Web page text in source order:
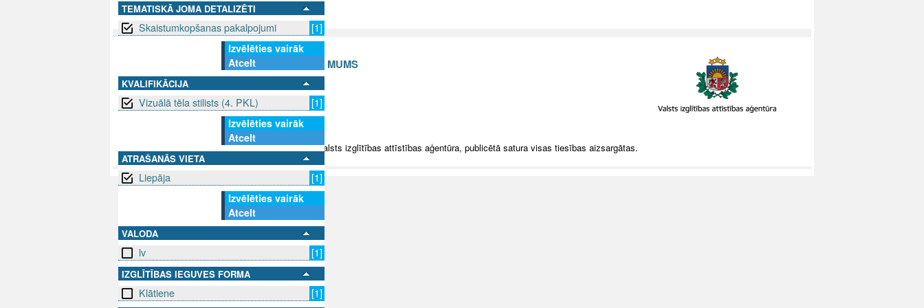
TEMATISKĀ JOMA DETALIZĒTI
Skaistumkopšanas pakalpojumi
[1]
Izvēlēties vairāk
Atcelt
KVALIFIKĀCIJA
Vizuālā tēla stilists (4. PKL)
[1]
Izvēlēties vairāk
Atcelt
ATRAŠANĀS VIETA
Liepāja
[1]
Izvēlēties vairāk
Atcelt
VALODA
lv [1]
IZGLĪTĪBAS IEGUVES FORMA
Klātiene [1]
SAZINIES AR MUMS
info@niid.lv
© 2025 Valsts izglītības attīstības aģentūra, publicētā satura visas tiesības aizsargātas.